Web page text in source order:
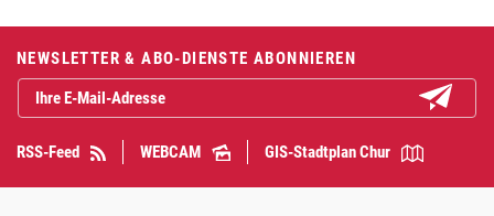
Fusszeile
NEWSLETTER & ABO-DIENSTE ABONNIEREN
RSS-Feed WEBCAM GIS-Stadtplan Chur